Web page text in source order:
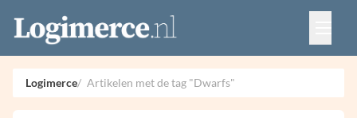
Vacatures
Events
Adverteren
Partners
Logimerce Artikelen met de tag "Dwarfs"